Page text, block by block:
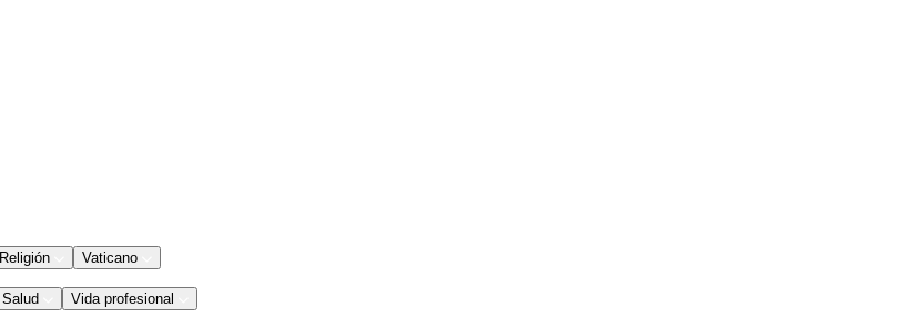
Religión Vaticano
Salud Vida profesional